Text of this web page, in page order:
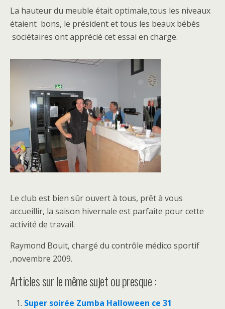
La hauteur du meuble était optimale,tous les niveaux
étaient bons, le président et tous les beaux bébés
sociétaires ont apprécié cet essai en charge.
Le club est bien sûr ouvert à tous, prêt à vous
accueillir, la saison hivernale est parfaite pour cette
activité de travail.
Raymond Bouit, chargé du contrôle médico sportif
,novembre 2009.
Articles sur le même sujet ou presque :
Super soirée Zumba Halloween ce 31